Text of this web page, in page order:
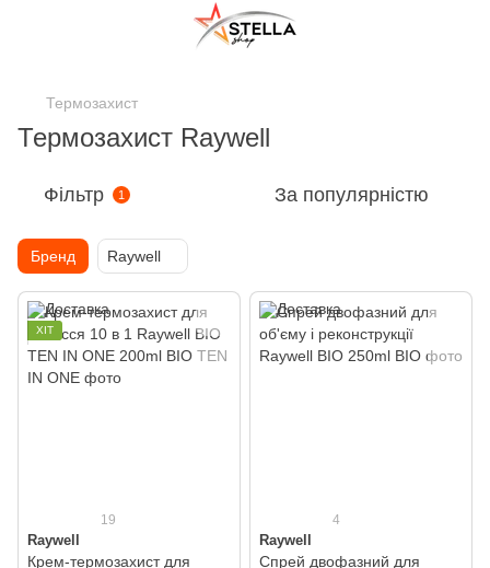
Термозахист
Термозахист Raywell
Фільтр 1 За популярністю
Бренд Raywell
ХІТ
19
Raywell
Крем-термозахист для
4
Raywell
Спрей двофазний для